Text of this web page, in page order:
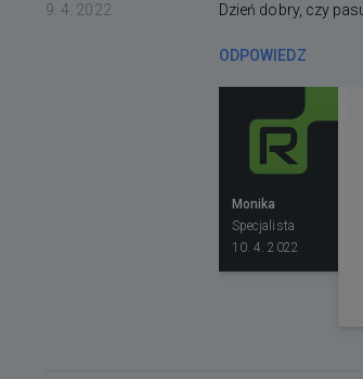
9. 4. 2022
Dzień dobry, czy
ODPOWIEDZ
Monika
Specjalista
10. 4. 2022